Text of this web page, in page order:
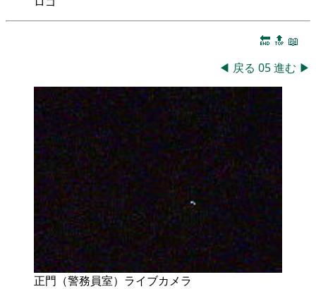
🔚 🔝 📖
◀ 戻る 05進む ▶
正門（警務員室）ライブカメラ